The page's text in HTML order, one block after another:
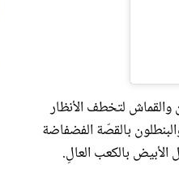
والقماش لتخطف الأنظار
بالقصّة الفضفاضة
الأبيض بالكعب العالِ.